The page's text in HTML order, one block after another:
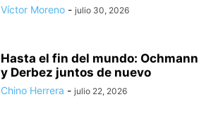
Víctor Moreno - julio 30, 2026
Hasta el fin del mundo: Ochmann
y Derbez juntos de nuevo
Chino Herrera - julio 22, 2026